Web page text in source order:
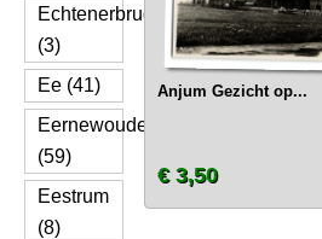
Echtenerbrug
(3)
Ee (41)
Eernewoude
(59)
Eestrum
(8)
Anjum Gezicht op...
€ 3,50